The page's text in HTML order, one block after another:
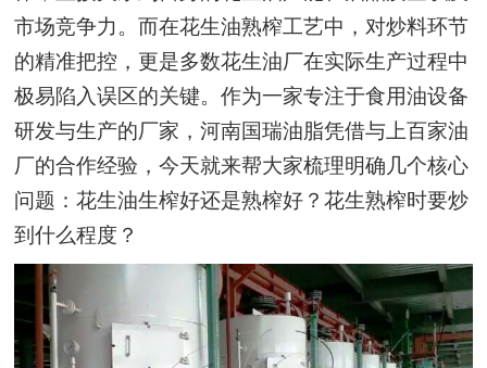
市场竞争力。而在花生油熟榨工艺中，对炒料环节
的精准把控，更是多数花生油厂在实际生产过程中
极易陷入误区的关键。作为一家专注于食用油设备
研发与生产的厂家，河南国瑞油脂凭借与上百家油
厂的合作经验，今天就来帮大家梳理明确几个核心
问题：花生油生榨好还是熟榨好？花生熟榨时要炒
到什么程度？